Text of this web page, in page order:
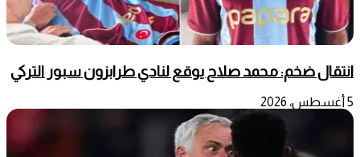
انتقال ضخم: محمد صلاح يوقع لنادي طرابزون سبور التركي
5 أغسطس، 2026